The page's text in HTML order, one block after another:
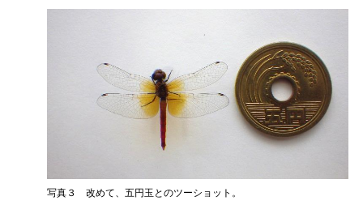
写真３ 改めて、五円玉とのツーショット。